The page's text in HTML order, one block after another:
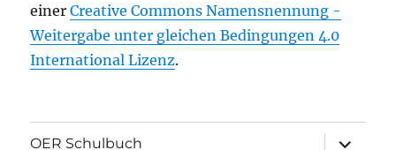
einerCreative Commons Namensnennung -
Weitergabe unter gleichen Bedingungen 4.0
International Lizenz.
OER Schulbuch